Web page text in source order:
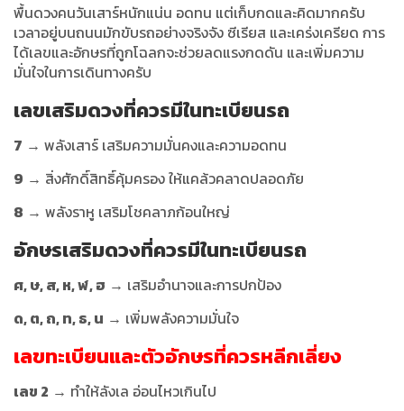
พื้นดวงคนวันเสาร์หนักแน่น อดทน แต่เก็บกดและคิดมากครับ
เวลาอยู่บนถนนมักขับรถอย่างจริงจัง ซีเรียส และเคร่งเครียด การ
ได้เลขและอักษรที่ถูกโฉลกจะช่วยลดแรงกดดัน และเพิ่มความ
มั่นใจในการเดินทางครับ
เลขเสริมดวงที่ควรมีในทะเบียนรถ
7 → พลังเสาร์ เสริมความมั่นคงและความอดทน
9 → สิ่งศักดิ์สิทธิ์คุ้มครอง ให้แคล้วคลาดปลอดภัย
8 → พลังราหู เสริมโชคลาภก้อนใหญ่
อักษรเสริมดวงที่ควรมีในทะเบียนรถ
ศ, ษ, ส, ห, ฬ, ฮ → เสริมอำนาจและการปกป้อง
ด, ต, ถ, ท, ธ, น → เพิ่มพลังความมั่นใจ
เลขทะเบียนและตัวอักษรที่ควรหลีกเลี่ยง
เลข 2 → ทำให้ลังเล อ่อนไหวเกินไป